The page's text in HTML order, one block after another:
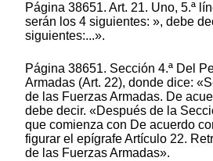
Página 38651. Art. 21. Uno, 5.ª
serán los 4 siguientes: », debe
siguientes:...».
Página 38651. Sección 4.ª Del
Armadas (Art. 22), donde dice:
de las Fuerzas Armadas. De
debe decir. «Después de la
que comienza con De acuerdo
figurar el epígrafe Artículo 22.
de las Fuerzas Armadas».